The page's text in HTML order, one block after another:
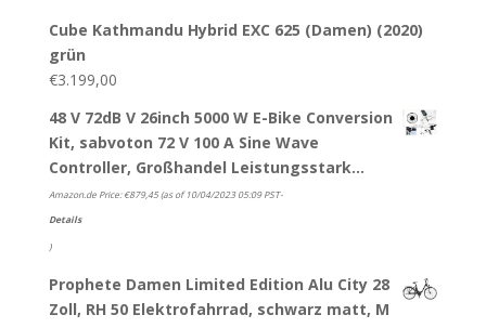
Cube Kathmandu Hybrid EXC 625 (Damen) (2020)
grün
€3.199,00
48 V 72dB V 26inch 5000 W E-Bike Conversion
Kit, sabvoton 72 V 100 A Sine Wave
Controller, Großhandel Leistungsstark…
Amazon.de Price:€879,45(as of 10/04/2023 05:09 PST-
Details
)
Prophete Damen Limited Edition Alu City 28
Zoll, RH 50 Elektrofahrrad, schwarz matt, M